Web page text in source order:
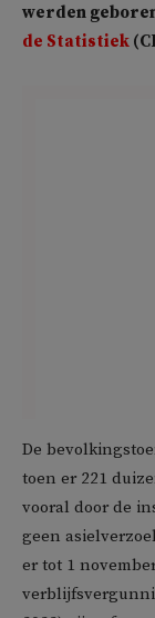
werden
de Statistiek
De
toen er 221
vooral door de
geen
er tot 1